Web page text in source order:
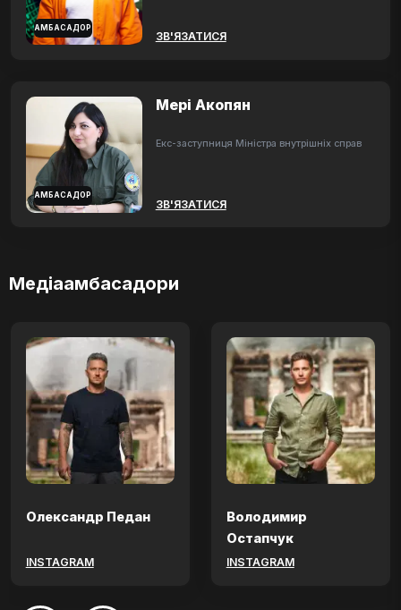
АМБАСАДОР
ЗВ'ЯЗАТИСЯ
АМБАСАДОР
Мері Акопян
Екс-заступниця Міністра внутрішніх справ
ЗВ'ЯЗАТИСЯ
Медіаамбасадори
Олександр Педан
INSTAGRAM
Володимир
Остапчук
INSTAGRAM